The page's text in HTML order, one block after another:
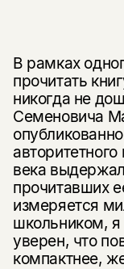
В рамках
прочитать
никогда не
Семеновича
века
прочитавших
измеряется
школь­ником, я
уверен, что
компактнее,